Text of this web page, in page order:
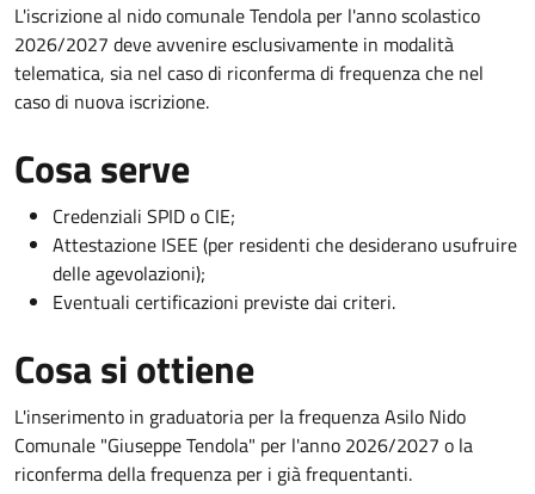
L'iscrizione al nido comunale Tendola per l'anno scolastico
2026/2027 deve avvenire esclusivamente in modalità
telematica, sia nel caso di riconferma di frequenza che nel
caso di nuova iscrizione.
Cosa serve
Credenziali SPID o CIE;
Attestazione ISEE (per residenti che desiderano usufruire
delle agevolazioni);
Eventuali certificazioni previste dai criteri.
Cosa si ottiene
L'inserimento in graduatoria per la frequenza Asilo Nido
Comunale "Giuseppe Tendola" per l'anno 2026/2027 o la
riconferma della frequenza per i già frequentanti.